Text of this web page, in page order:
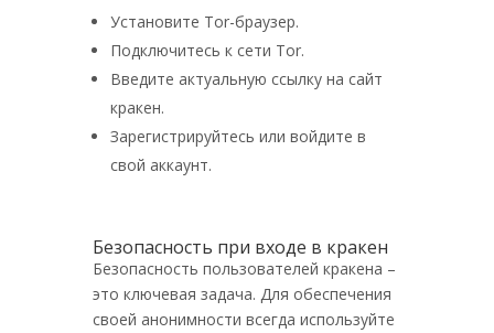
Установите Tor-браузер.
Подключитесь к сети Tor.
Введите актуальную ссылку на сайт
кракен.
Зарегистрируйтесь или войдите в
свой аккаунт.
Безопасность при входе в кракен
Безопасность пользователей кракена –
это ключевая задача. Для обеспечения
своей анонимности всегда используйте